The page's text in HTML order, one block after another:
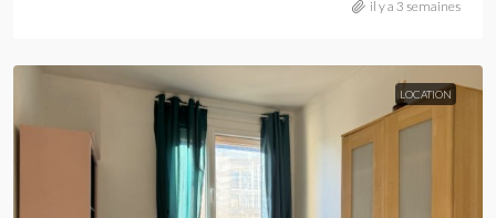
il y a 3 semaines
LOCATION